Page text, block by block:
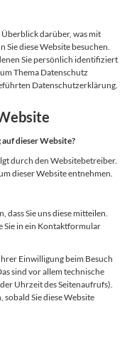
darüber, was mit
diese Website besuchen.
Sie persönlich identifiziert
Thema Datenschutz
Datenschutzerklärung.
dieser Website?
durch den Websitebetreiber.
dieser Website entnehmen.
Sie uns diese mitteilen.
Sie in ein Kontaktformular
Einwilligung beim Besuch
sind vor allem technische
Uhrzeit des Seitenaufrufs).
Sie diese Website